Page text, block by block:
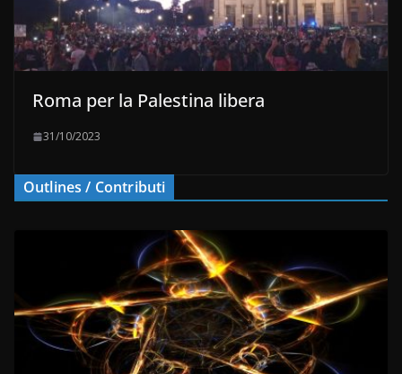
Roma per la Palestina libera
31/10/2023
Outlines / Contributi